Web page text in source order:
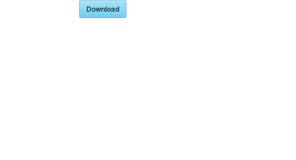
Download